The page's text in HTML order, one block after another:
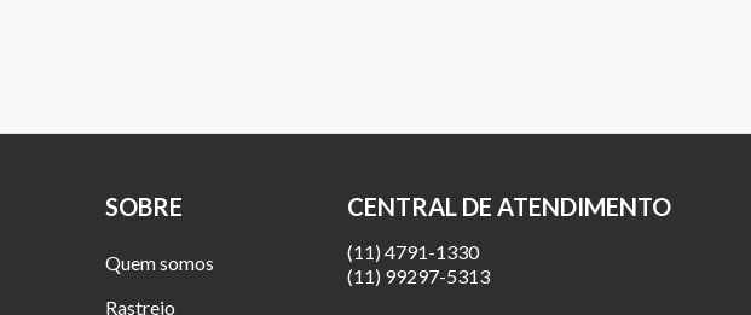
SOBRE
Quem somos
Rastreio
CENTRAL DE ATENDIMENTO
(11) 4791-1330
(11) 99297-5313